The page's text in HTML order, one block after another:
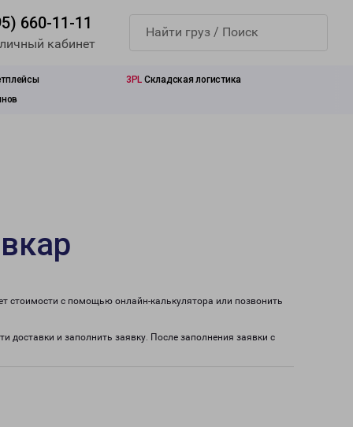
660-11-11
кабинет
3PL Складская логистика
стоимости с помощью онлайн-калькулятора или позвонить
доставки и заполнить заявку. После заполнения заявки с